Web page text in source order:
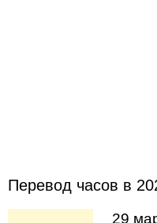
Перевод часов в
29